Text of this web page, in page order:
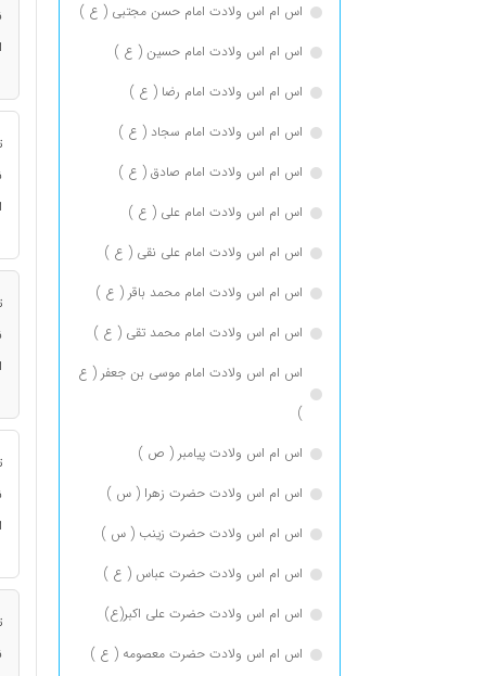
اس ام اس ولادت امام حسن مجتبی ( ع )
اس ام اس ولادت امام حسین ( ع )
اس ام اس ولادت امام رضا ( ع )
اس ام اس ولادت امام سجاد ( ع )
اس ام اس ولادت امام صادق ( ع )
اس ام اس ولادت امام علی ( ع )
اس ام اس ولادت امام علی نقی ( ع )
اس ام اس ولادت امام محمد باقر ( ع )
اس ام اس ولادت امام محمد تقی ( ع )
اس ام اس ولادت امام موسی بن جعفر ( ع
)
اس ام اس ولادت پیامبر ( ص )
اس ام اس ولادت حضرت زهرا ( س )
اس ام اس ولادت حضرت زینب ( س )
اس ام اس ولادت حضرت عباس ( ع )
اس ام اس ولادت حضرت علی اکبر(ع)
اس ام اس ولادت حضرت معصومه ( ع )